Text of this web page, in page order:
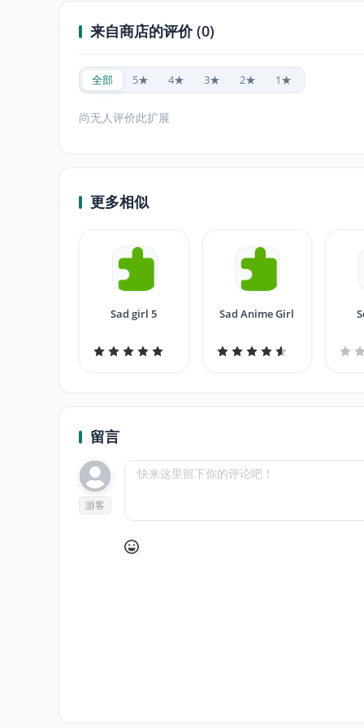
来自商店的评价 (0)
全部 5★ 4★ 3★ 2★ 1★
尚无人评价此扩展
更多相似
Sad girl 5 Sad Anime Girl
留言
游客